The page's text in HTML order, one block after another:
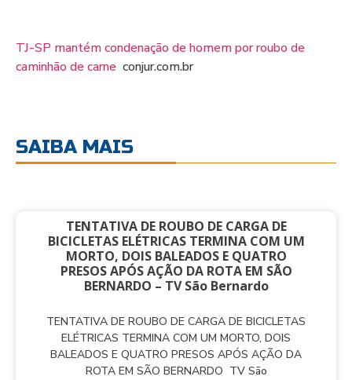
TJ-SP mantém condenação de homem por roubo de
caminhão de carne conjur.com.br
SAIBA MAIS
TENTATIVA DE ROUBO DE CARGA DE
BICICLETAS ELÉTRICAS TERMINA COM UM
MORTO, DOIS BALEADOS E QUATRO
PRESOS APÓS AÇÃO DA ROTA EM SÃO
BERNARDO – TV São Bernardo
TENTATIVA DE ROUBO DE CARGA DE BICICLETAS
ELÉTRICAS TERMINA COM UM MORTO, DOIS
BALEADOS E QUATRO PRESOS APÓS AÇÃO DA
ROTA EM SÃO BERNARDO TV São